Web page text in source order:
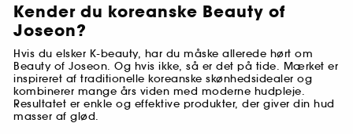
Kender du koreanske Beauty of
Joseon?
Hvis du elsker K-beauty, har du måske allerede hørt om
Beauty of Joseon. Og hvis ikke, så er det på tide. Mærket er
inspireret af traditionelle koreanske skønhedsidealer og
kombinerer mange års viden med moderne hudpleje.
Resultatet er enkle og effektive produkter, der giver din hud
masser af glød.